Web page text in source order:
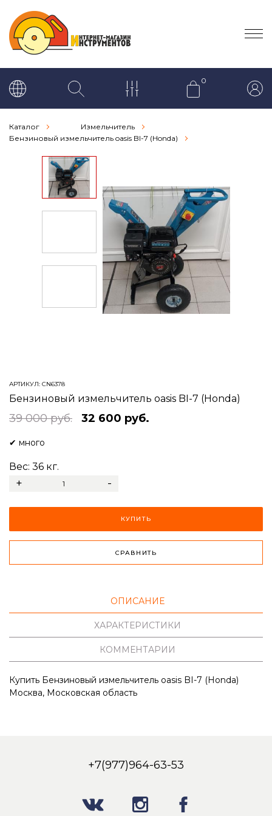
0
Каталог
Измельчитель
Бензиновый измельчитель oasis BI-7 (Honda)
АРТИКУЛ: CN6378
Бензиновый измельчитель oasis BI-7 (Honda)
39 000 руб. 32 600 руб.
✔ много
Вес: 36 кг.
+ -
КУПИТЬ
СРАВНИТЬ
ОПИСАНИЕ
ХАРАКТЕРИСТИКИ
КОММЕНТАРИИ
Купить Бензиновый измельчитель oasis BI-7 (Honda)
Москва, Московская область
+7(977)964-63-53